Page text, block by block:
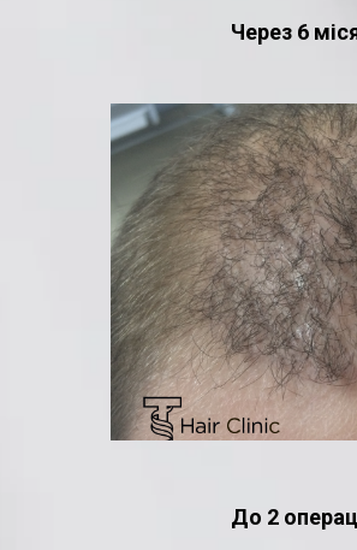
Через 6
До 2